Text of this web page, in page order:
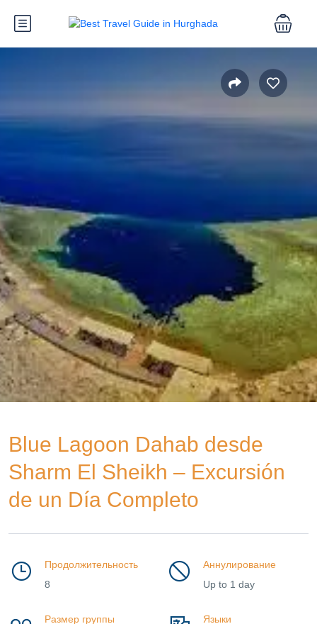
Blue Lagoon Dahab desde
Sharm El Sheikh – Excursión
de un Día Completo
Продолжительность
8
Аннулирование
Up to 1 day
Размер группы
Языки